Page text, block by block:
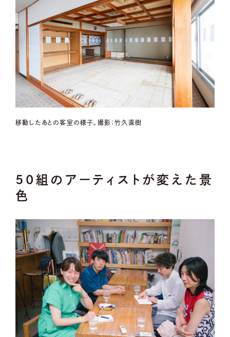
移動したあとの客室の様子。撮影：竹久直樹
50組のアーティストが変えた景
色